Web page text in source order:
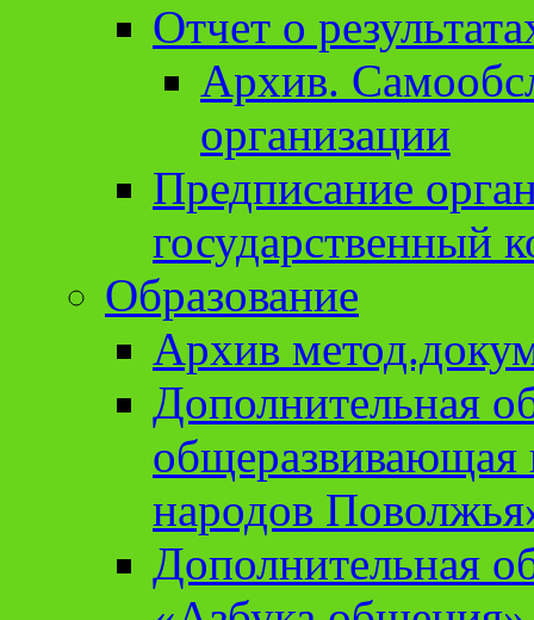
Отчет о
Архив.
организации
Предписание
государственный
Образование
Архив
Дополнительная
народов
Дополнительная